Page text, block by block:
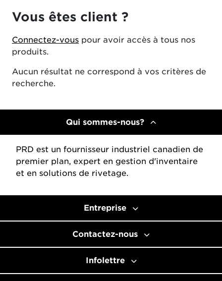
Vous êtes client ?
Connectez-vous pour avoir accès à tous nos
produits.
Aucun résultat ne correspond à vos critères de
recherche.
Qui sommes-nous?
PRD est un fournisseur industriel canadien de
premier plan, expert en gestion d'inventaire
et en solutions de rivetage.
Entreprise
Contactez-nous
Infolettre